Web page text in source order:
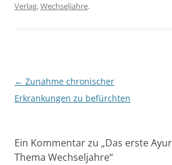
Verlag,Wechseljahre.
Beitragsnavigation
← Zunahme chronischer
Erkrankungen zu befürchten
Ein Kommentar zu „Das erste
Thema Wechseljahre“